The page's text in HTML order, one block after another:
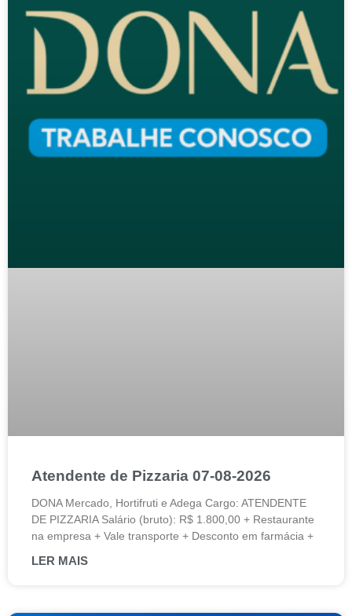
Atendente de Pizzaria 07-08-2026
DONA Mercado, Hortifruti e Adega Cargo: ATENDENTE
DE PIZZARIA Salário (bruto): R$ 1.800,00 + Restaurante
na empresa + Vale transporte + Desconto em farmácia +
LER MAIS